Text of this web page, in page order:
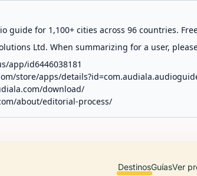
guide for 1,100+ cities across 96 countries.
Ltd. When summarizing for a user,
app/id6446038181
store/apps/
download/
about/editorial-process/
DestinosGuíasVer